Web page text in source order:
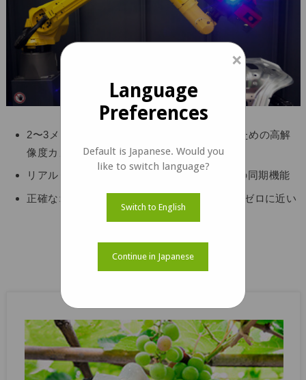
2〜3メートルの距離でバーコードを読み取るための高解
像度カメラ
リアルタイムで高品質の画像を生成するための同期機能
正確なオブジェクト検出- モーションブラーがゼロに近い
ケーススタディをダウンロード
関連するケーススタディ
×
Language
Preferences
Default is Japanese. Would you
like to switch language?
Switch to English
Continue in Japanese